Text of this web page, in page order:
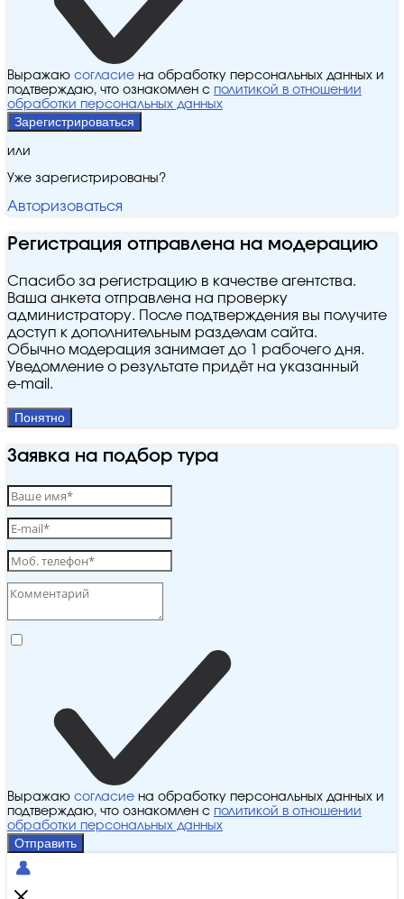
Выражаю согласие на обработку персональных данных и
подтверждаю, что ознакомлен с политикой в отношении
обработки персональных данных
Зарегистрироваться
или
Уже зарегистрированы?
Авторизоваться
Регистрация отправлена на модерацию
Спасибо за регистрацию в качестве агентства.
Ваша анкета отправлена на проверку
администратору. После подтверждения вы получите
доступ к дополнительным разделам сайта.
Обычно модерация занимает до 1 рабочего дня.
Уведомление о результате придёт на указанный
e‑mail.
Понятно
Заявка на подбор тура
Выражаю согласие на обработку персональных данных и
подтверждаю, что ознакомлен с политикой в отношении
обработки персональных данных
Отправить